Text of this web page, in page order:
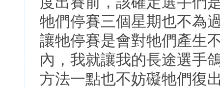
牠們停賽三個星期也不為
讓牠停賽是會對牠們產生
內，我就讓我的長途選手
方法一點也不妨礙牠們復